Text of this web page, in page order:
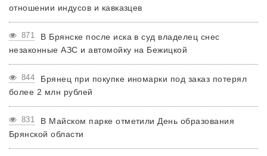
отношении индусов и кавказцев
871
В Брянске после иска в суд владелец снес
незаконные АЗС и автомойку на Бежицкой
844
Брянец при покупке иномарки под заказ потерял
более 2 млн рублей
831
В Майском парке отметили День образования
Брянской области